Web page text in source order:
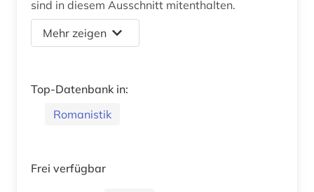
sind in diesem Ausschnitt mitenthalten.
Mehr zeigen
Top-Datenbank in:
Romanistik
Frei verfügbar